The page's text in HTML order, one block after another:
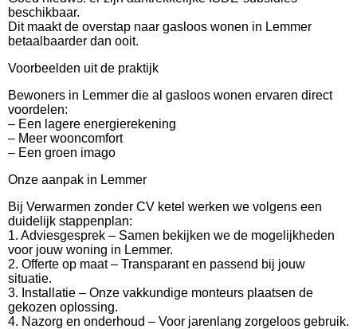
beschikbaar.
Dit maakt de overstap naar gasloos wonen in Lemmer
betaalbaarder dan ooit.
Voorbeelden uit de praktijk
Bewoners in Lemmer die al gasloos wonen ervaren direct
voordelen:
– Een lagere energierekening
– Meer wooncomfort
– Een groen imago
Onze aanpak in Lemmer
Bij Verwarmen zonder CV ketel werken we volgens een
duidelijk stappenplan:
1. Adviesgesprek – Samen bekijken we de mogelijkheden
voor jouw woning in Lemmer.
2. Offerte op maat – Transparant en passend bij jouw
situatie.
3. Installatie – Onze vakkundige monteurs plaatsen de
gekozen oplossing.
4. Nazorg en onderhoud – Voor jarenlang zorgeloos gebruik.